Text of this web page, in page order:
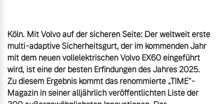
Köln. Mit Volvo auf der sicheren Seite: Der weltweit erste
multi-adaptive Sicherheitsgurt, der im kommenden Jahr
mit dem neuen vollelektrischen Volvo EX60 eingeführt
wird, ist eine der besten Erfindungen des Jahres 2025.
Zu diesem Ergebnis kommt das renommierte „TIME“-
Magazin in seiner alljährlich veröffentlichten Liste der